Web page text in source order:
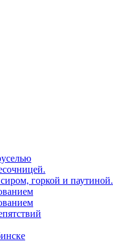
горкой и паутиной.